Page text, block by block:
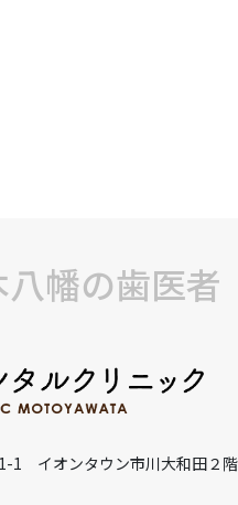
八幡の歯医者
1 イオンタウン市川大和田２階